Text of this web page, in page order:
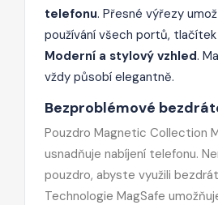
telefonu. Přesné výřezy
používání všech portů,
Moderní a stylový vzhled.
vždy působí elegantně.
Bezproblémové
Pouzdro Magnetic Collection
usnadňuje nabíjení telefonu.
pouzdro, abyste využili
Technologie MagSafe